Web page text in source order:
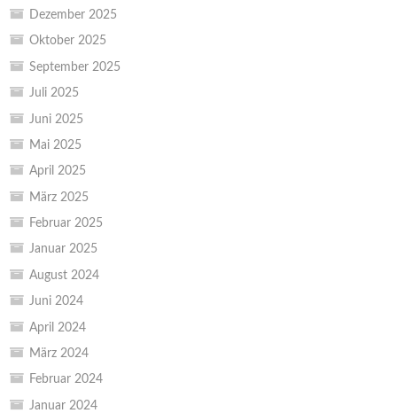
Dezember 2025
Oktober 2025
September 2025
Juli 2025
Juni 2025
Mai 2025
April 2025
März 2025
Februar 2025
Januar 2025
August 2024
Juni 2024
April 2024
März 2024
Februar 2024
Januar 2024